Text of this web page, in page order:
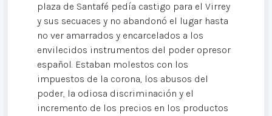
plaza de Santafé pedía castigo para el Virrey
y sus secuaces y no abandonó el lugar hasta
no ver amarrados y encarcelados a los
envilecidos instrumentos del poder opresor
español. Estaban molestos con los
impuestos de la corona, los abusos del
poder, la odiosa discriminación y el
incremento de los precios en los productos